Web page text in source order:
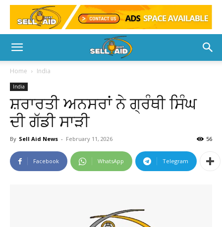
Home India
India
ਸ਼ਰਾਰਤੀ ਅਨਸਰਾਂ ਨੇ ਗ੍ਰੰਥੀ ਸਿੰਘ
ਦੀ ਗੱਡੀ ਸਾੜੀ
By Sell Aid News - February 11, 2026 56
Facebook WhatsApp Telegram